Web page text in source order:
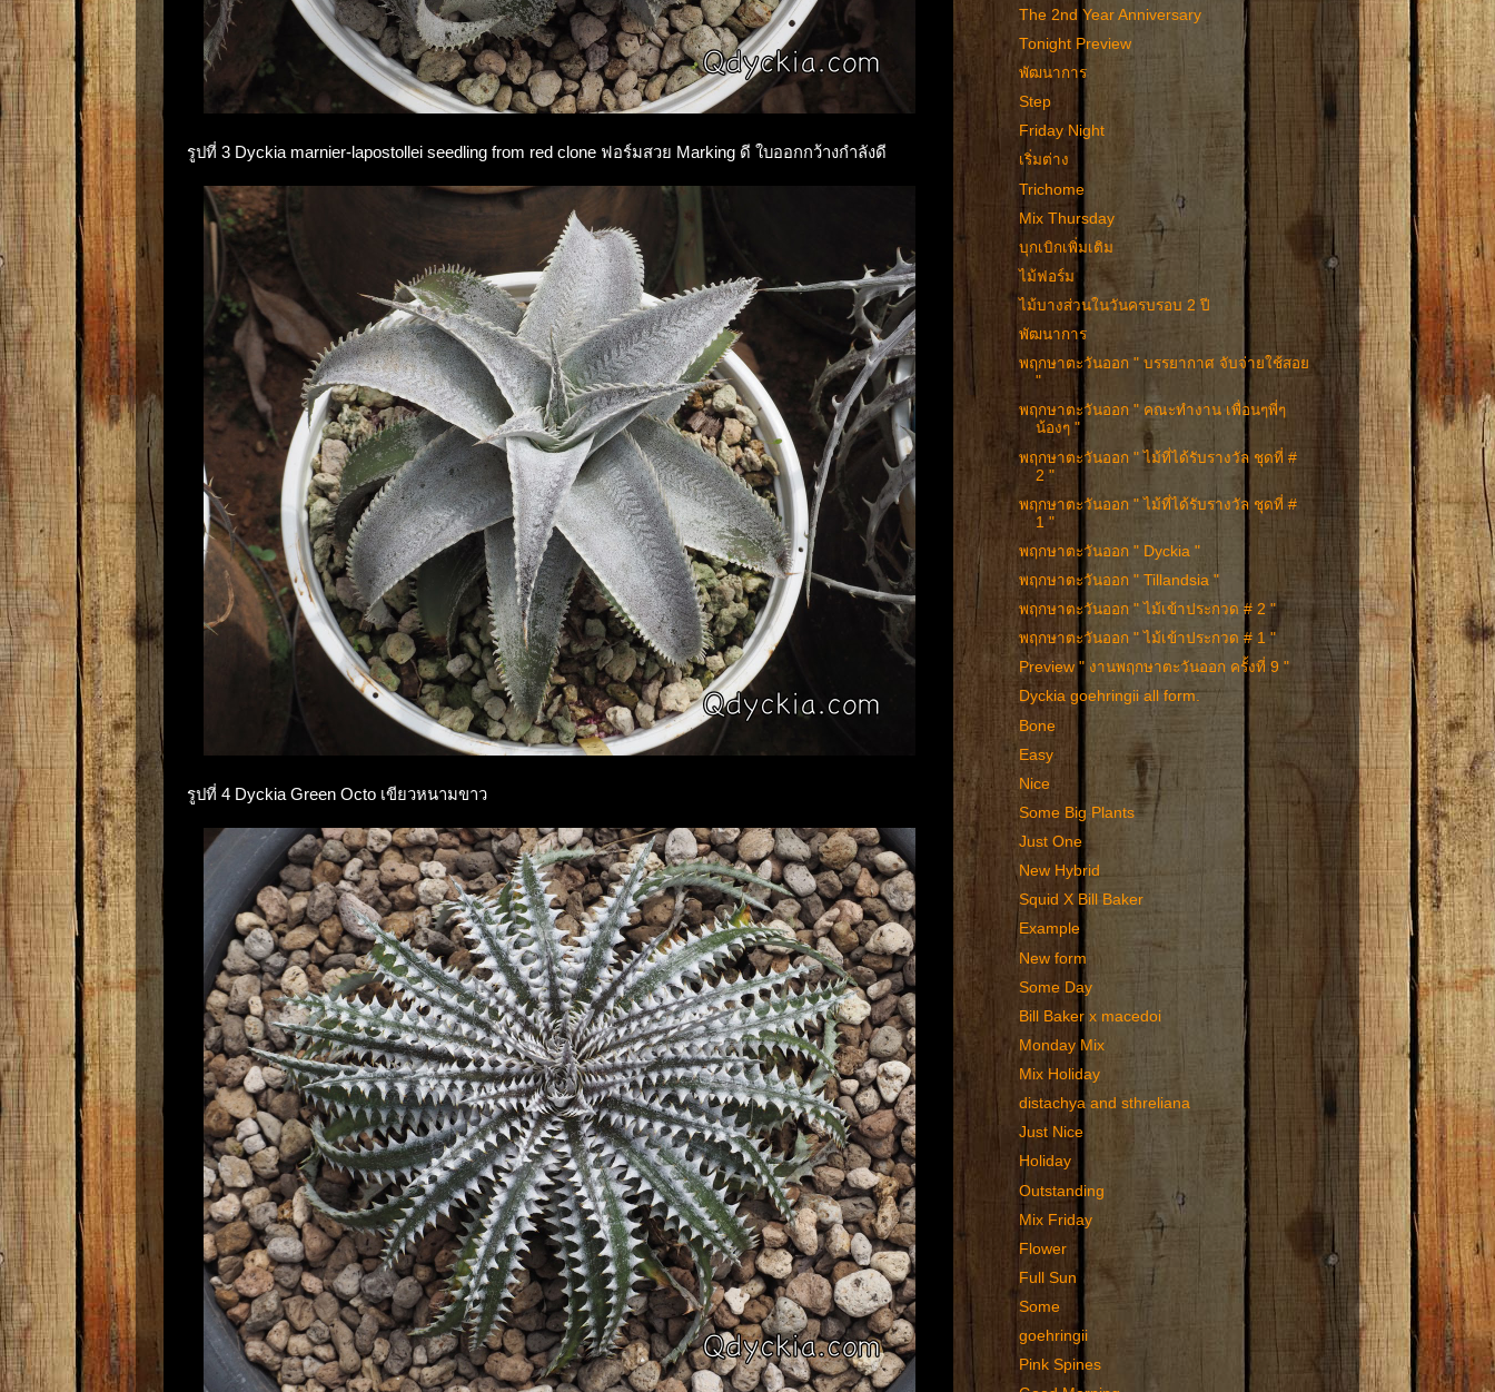
รูปที่ 3 Dyckia marnier-lapostollei seedling from red clone ฟอร์มสวย Marking ดี ใบออกกว้างกำลังดี
รูปที่ 4 Dyckia Green Octo เขียวหนามขาว
The 2nd Year Anniversary
Tonight Preview
พัฒนาการ
Step
Friday Night
เริ่มต่าง
Trichome
Mix Thursday
บุกเบิกเพิ่มเติม
ไม้ฟอร์ม
ไม้บางส่วนในวันครบรอบ 2 ปี
พัฒนาการ
พฤกษาตะวันออก " บรรยากาศ จับจ่ายใช้สอย
"
พฤกษาตะวันออก " คณะทำงาน เพื่อนๆพี่ๆ
น้องๆ "
พฤกษาตะวันออก " ไม้ที่ได้รับรางวัล ชุดที่ #
2 "
พฤกษาตะวันออก " ไม้ที่ได้รับรางวัล ชุดที่ #
1 "
พฤกษาตะวันออก " Dyckia "
พฤกษาตะวันออก " Tillandsia "
พฤกษาตะวันออก " ไม้เข้าประกวด # 2 "
พฤกษาตะวันออก " ไม้เข้าประกวด # 1 "
Preview " งานพฤกษาตะวันออก ครั้งที่ 9 "
Dyckia goehringii all form.
Bone
Easy
Nice
Some Big Plants
Just One
New Hybrid
Squid X Bill Baker
Example
New form
Some Day
Bill Baker x macedoi
Monday Mix
Mix Holiday
distachya and sthreliana
Just Nice
Holiday
Outstanding
Mix Friday
Flower
Full Sun
Some
goehringii
Pink Spines